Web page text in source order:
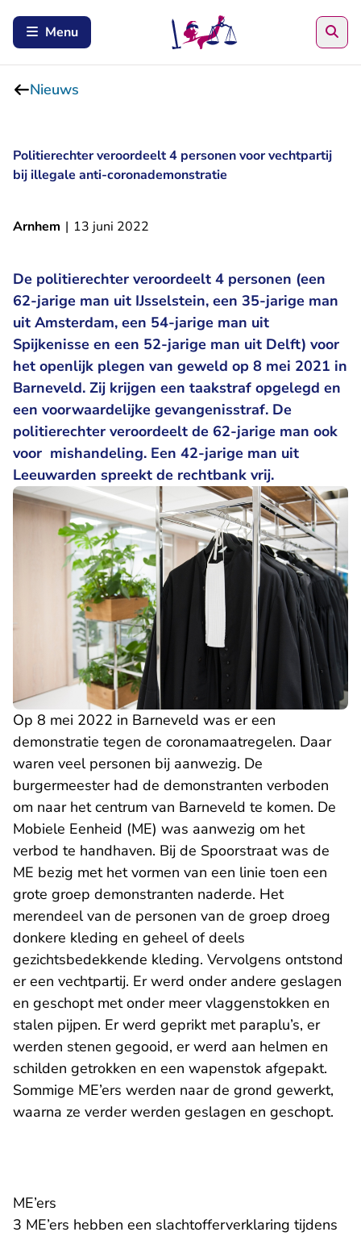
Menu
Nieuws
Politierechter veroordeelt 4 personen voor vechtpartij
bij illegale anti-coronademonstratie
Arnhem | 13 juni 2022
De politierechter veroordeelt 4 personen (een
62-jarige man uit IJsselstein, een 35-jarige man
uit Amsterdam, een 54-jarige man uit
Spijkenisse en een 52-jarige man uit Delft) voor
het openlijk plegen van geweld op 8 mei 2021 in
Barneveld. Zij krijgen een taakstraf opgelegd en
een voorwaardelijke gevangenisstraf. De
politierechter veroordeelt de 62-jarige man ook
voor mishandeling. Een 42-jarige man uit
Leeuwarden spreekt de rechtbank vrij.
Op 8 mei 2022 in Barneveld was er een
demonstratie tegen de coronamaatregelen. Daar
waren veel personen bij aanwezig. De
burgermeester had de demonstranten verboden
om naar het centrum van Barneveld te komen. De
Mobiele Eenheid (ME) was aanwezig om het
verbod te handhaven. Bij de Spoorstraat was de
ME bezig met het vormen van een linie toen een
grote groep demonstranten naderde. Het
merendeel van de personen van de groep droeg
donkere kleding en geheel of deels
gezichtsbedekkende kleding. Vervolgens ontstond
er een vechtpartij. Er werd onder andere geslagen
en geschopt met onder meer vlaggenstokken en
stalen pijpen. Er werd geprikt met paraplu’s, er
werden stenen gegooid, er werd aan helmen en
schilden getrokken en een wapenstok afgepakt.
Sommige ME’ers werden naar de grond gewerkt,
waarna ze verder werden geslagen en geschopt.
ME’ers
3 ME’ers hebben een slachtofferverklaring tijdens